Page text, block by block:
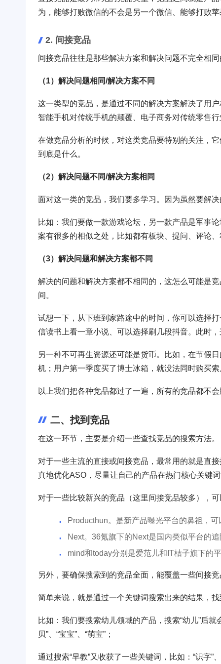
为，能够打败微信的不会是另一个微信、能够打败
2. 间接竞品
间接竞品往往是那些解决方案和解决问题不完全相
（1）解决问题相同/解决方案不同
这一类型的竞品，是通过不同的解决方案解决了用
智能手机对传统手机的颠覆、电子商务对传统零售
在做竞品分析的时候，对这类竞品要特别的关注，
到底是什么。
（2）解决问题不同/解决方案相同
面对这一类的竞品，我们要多学习。因为虽然要解
比如：我们要做一款游戏论坛，另一款产品是军事
案有很多的相似之处，比如都有板块、提问、评论
（3）解决问题和解决方案都不同
解决的问题和解决方案都不相同的，这怎么可能是
间。
试想一下，从下班到家路途中的时间，你可以选择
信读书上看一章小说、可以选择刷几段抖音。此时
另一种不可再生资源还可能是货币。比如，在节假
机；用户第一季度买了博士冰箱，就没法同时购买
以上我们把各种竞品都过了一遍，所有的竞品都不
二、找到竞品
在这一环节，主要是介绍一些查找竞品的搜索方法。
对于一些主流的直接或间接竞品，最常用的就是直
真地优化ASO，尽量让自己的产品在热门核心关键
对于一些比较新兴的竞品（这里间接竞品较多），
Producthun。是新产品曝光平台的鼻祖，
Next。36氪旗下的Next是国内类似平台的
mind和today分别是爱范儿和IT桔子旗下的
另外，要确保搜索到的竞品全面，能覆盖一些间接
简单来说，就是通过一个关键词搜索出来的结果，
比如：我们要搜索幼儿领域的产品，搜索“幼儿”后就
贝”、“宝宝”、“萌宝”；
通过搜索“早教”又收获了一些关键词，比如：“识字”